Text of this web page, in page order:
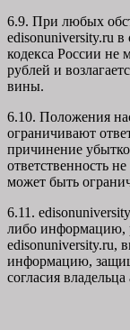
6.9. При любых
edisonuniversity.ru в
кодекса России не
рублей и
вины.
6.10. Положения
ограничивают
причинение
ответственность
может быть
6.11.
либо информацию,
edisonuniversity.ru,
информацию,
согласия